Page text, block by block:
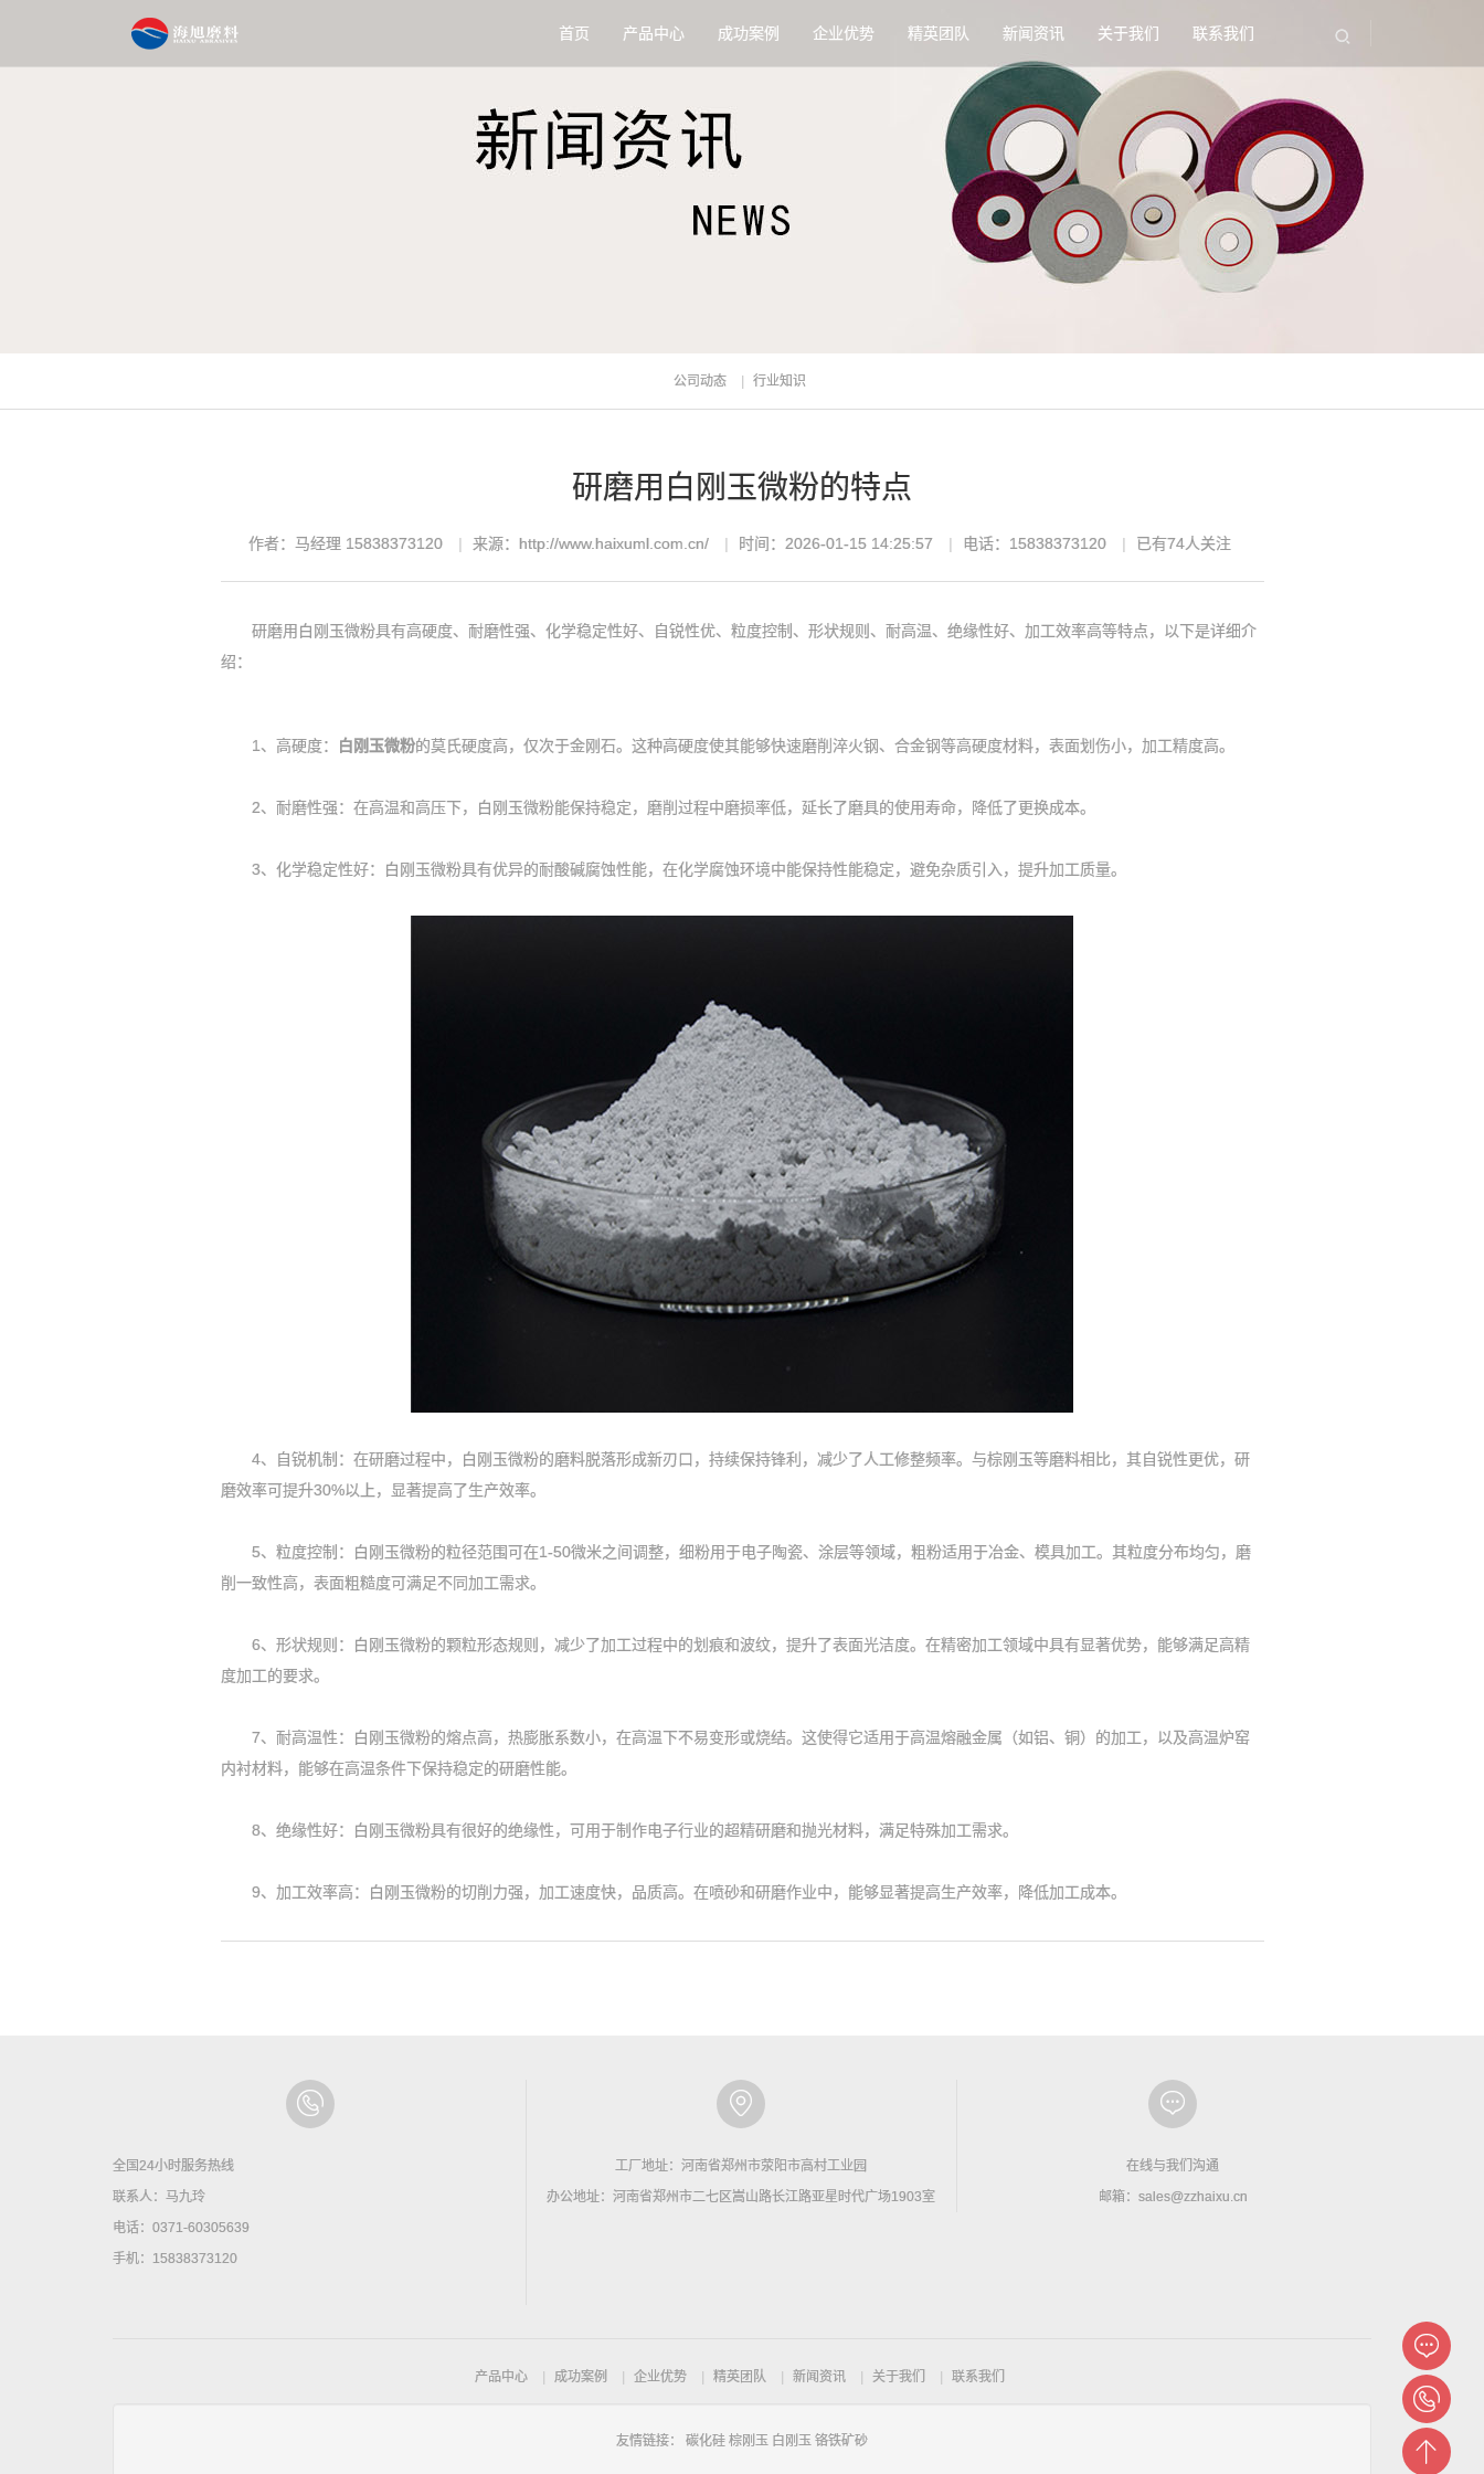
首页 产品中心 成功案例 企业优势 精英团队 新闻资讯 关于我们 联系我们
公司动态 行业知识
研磨用白刚玉微粉的特点
作者：马经理 15838373120 来源：http://www.haixuml.com.cn/ 时间：2026-01-15 14:25:57 电话：15838373120 已有74人关注
研磨用白刚玉微粉具有高硬度、耐磨性强、化学稳定性好、自锐性优、粒度控制、形状规则、耐高温、绝缘性好、加工效率高等特点，以下是详细介
绍：
1、高硬度： 白刚玉微粉的莫氏硬度高，仅次于金刚石。这种高硬度使其能够快速磨削淬火钢、合金钢等高硬度材料，表面划伤小，加工精度高。
2、耐磨性强：在高温和高压下，白刚玉微粉能保持稳定，磨削过程中磨损率低，延长了磨具的使用寿命，降低了更换成本。
3、化学稳定性好：白刚玉微粉具有优异的耐酸碱腐蚀性能，在化学腐蚀环境中能保持性能稳定，避免杂质引入，提升加工质量。
4、自锐机制：在研磨过程中，白刚玉微粉的磨料脱落形成新刃口，持续保持锋利，减少了人工修整频率。与棕刚玉等磨料相比，其自锐性更优，研
磨效率可提升30%以上，显著提高了生产效率。
5、粒度控制：白刚玉微粉的粒径范围可在1-50微米之间调整，细粉用于电子陶瓷、涂层等领域，粗粉适用于冶金、模具加工。其粒度分布均匀，磨
削一致性高，表面粗糙度可满足不同加工需求。
6、形状规则：白刚玉微粉的颗粒形态规则，减少了加工过程中的划痕和波纹，提升了表面光洁度。在精密加工领域中具有显著优势，能够满足高精
度加工的要求。
7、耐高温性：白刚玉微粉的熔点高，热膨胀系数小，在高温下不易变形或烧结。这使得它适用于高温熔融金属（如铝、铜）的加工，以及高温炉窑
内衬材料，能够在高温条件下保持稳定的研磨性能。
8、绝缘性好：白刚玉微粉具有很好的绝缘性，可用于制作电子行业的超精研磨和抛光材料，满足特殊加工需求。
9、加工效率高：白刚玉微粉的切削力强，加工速度快，品质高。在喷砂和研磨作业中，能够显著提高生产效率，降低加工成本。
全国24小时服务热线
联系人：马九玲
电话：0371-60305639
手机：15838373120
工厂地址：河南省郑州市荥阳市高村工业园
办公地址：河南省郑州市二七区嵩山路长江路亚星时代广场1903室
在线与我们沟通
邮箱：sales@zzhaixu.cn
产品中心 成功案例 企业优势 精英团队 新闻资讯 关于我们 联系我们
友情链接： 碳化硅 棕刚玉 白刚玉 铬铁矿砂